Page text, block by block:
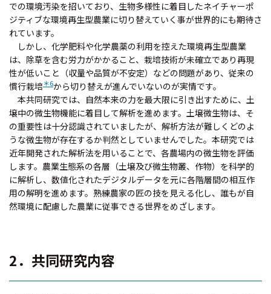
での環境汚染を招いており、生物多様性に着目したネイチャーポ
ジティブな環境再生型農業に切り替えていく事が世界的にも期待さ
れています。
しかし、化学肥料や化学農薬の利用を控えた環境再生型農業
は、除草を含む労力がかかること、栽培技術が未確立であり再現
性が低いこと（収量や品質が不安定）などの問題があり、従来の
慣行栽培＊6から切り替えが進んでいないのが実情です。
本共同研究では、自然本来の力を最大限に引き出すために、土
壌中の微生物機能に着目して解析を進めます。土壌微生物は、そ
の重要性は十分認識されていましたが、解析方法が難しくどのよ
うな微生物が存在するか判然としていませんでした。本研究では
近年開発された解析法を用いることで、各農場内の微生物を評価
します。農業生態系の各層（土壌及び微生物叢、作物）を科学的
に解析し、数値化されたデジタルデータを元に各階層間の相互作
用の解明を進めます。熟練農家の匠の技を見える化し、誰もが自
然環境に配慮した農業に従事できる世界をめざします。
2．共同研究内容